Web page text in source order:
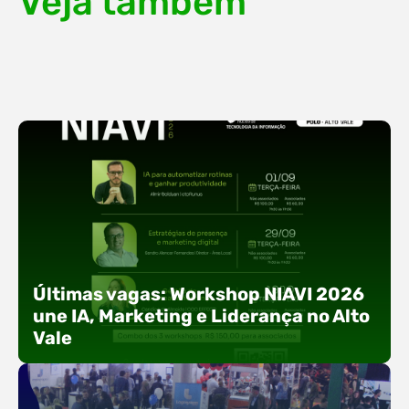
Últimas vagas: Workshop NIAVI 2026
une IA, Marketing e Liderança no Alto
Vale